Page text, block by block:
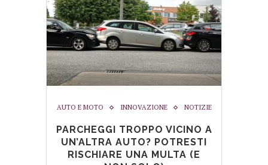
AUTO E MOTO INNOVAZIONE NOTIZIE
PARCHEGGI TROPPO VICINO A
UN’ALTRA AUTO? POTRESTI
RISCHIARE UNA MULTA (E